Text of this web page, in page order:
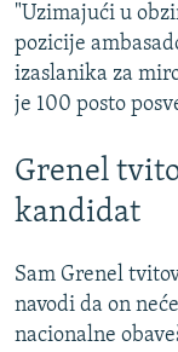
"Uzimajući u
pozicije
izaslanika za
je 100 posto
Grenel
kandidat
Sam Grenel
navodi da on
nacionalne